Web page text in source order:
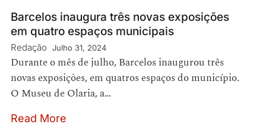
Barcelos inaugura três novas exposições
em quatro espaços municipais
Redação Julho 31, 2024
Durante o mês de julho, Barcelos inaugurou três
novas exposições, em quatros espaços do município.
O Museu de Olaria, a…
Read More